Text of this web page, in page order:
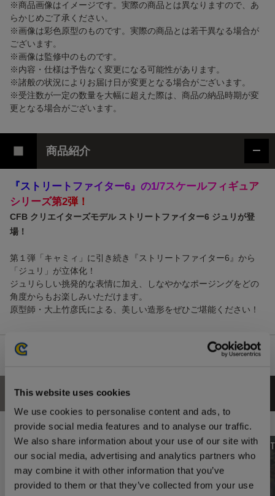
This website uses cookies
We use cookies to personalise content and ads, to
provide social media features and to analyse our traffic.
We also share information about your use of our site with
our social media, advertising and analytics partners who
may combine it with other information that you’ve
provided to them or that they’ve collected from your use
※商品画像はイメージです。実際の商品とは異なりますので、あ
らかじめご了承ください。
※画像は彩色原型のものです。実際の商品とは若干異なる場合が
ございます。
※画像は監修中のものです。
※内容・仕様は予告なく変更になる可能性があります。
※諸般の状況によりお届け日が変更となる場合がございます。
※受注数が一定の数量を大幅に超えた際は、商品の納品時期が変
更となる場合がございます。
商品紹介
『 ス ト リ ー ト フ ァイ ター6』 の1/7スケールフ ィギュア
シ リ ーズ第2弾 ！
CFB クリエイターズモデル ストリートファイター6 ジュリが登
場！
第１弾「キャミィ」に引き続き『ストリートファイター6』から
「ジュリ」が立体化！
ジュリらしい挑発的な表情に加え、しなやかなポージングをどの
角度からもお楽しみいただけます。
原型師・大上竹彦氏による、美しい造形をぜひご堪能ください！
あなたにおすすめの商品